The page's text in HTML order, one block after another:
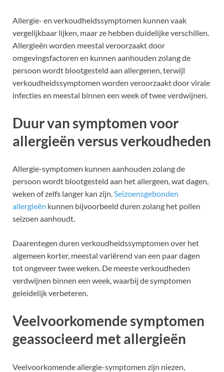
Allergie- en verkoudheidssymptomen kunnen vaak
vergelijkbaar lijken, maar ze hebben duidelijke verschillen.
Allergieën worden meestal veroorzaakt door
omgevingsfactoren en kunnen aanhouden zolang de
persoon wordt blootgesteld aan allergenen, terwijl
verkoudheidssymptomen worden veroorzaakt door virale
infecties en meestal binnen een week of twee verdwijnen.
Duur van symptomen voor
allergieën versus verkoudheden
Allergie-symptomen kunnen aanhouden zolang de
persoon wordt blootgesteld aan het allergeen, wat dagen,
weken of zelfs langer kan zijn.Seizoensgebonden
allergieën kunnen bijvoorbeeld duren zolang het pollen
seizoen aanhoudt.
Daarentegen duren verkoudheidssymptomen over het
algemeen korter, meestal variërend van een paar dagen
tot ongeveer twee weken. De meeste verkoudheden
verdwijnen binnen een week, waarbij de symptomen
geleidelijk verbeteren.
Veelvoorkomende symptomen
geassocieerd met allergieën
Veelvoorkomende allergie-symptomen zijn niezen,